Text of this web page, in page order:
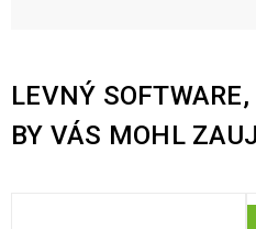
LEVNÝ SOFTWARE,
BY VÁS MOHL